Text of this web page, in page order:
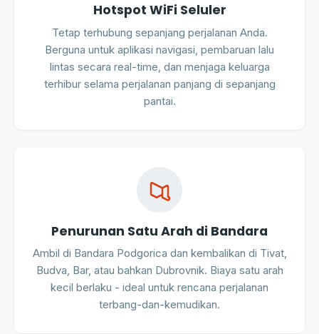
Hotspot WiFi Seluler
Tetap terhubung sepanjang perjalanan Anda.
Berguna untuk aplikasi navigasi, pembaruan lalu
lintas secara real-time, dan menjaga keluarga
terhibur selama perjalanan panjang di sepanjang
pantai.
Penurunan Satu Arah di Bandara
Ambil di Bandara Podgorica dan kembalikan di Tivat,
Budva, Bar, atau bahkan Dubrovnik. Biaya satu arah
kecil berlaku - ideal untuk rencana perjalanan
terbang-dan-kemudikan.